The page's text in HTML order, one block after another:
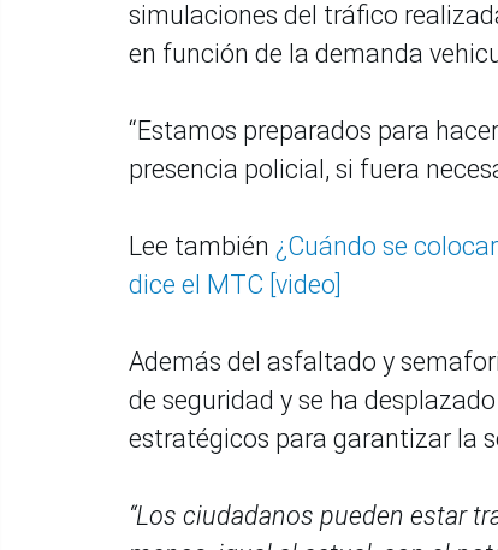
simulaciones del tráfico
en función de la demanda
“Estamos preparados para
presencia policial, si fuera
Lee también ¿Cuándo se
dice el MTC [video]
Además del asfaltado y
de seguridad y se ha
estratégicos para garantizar la
“Los ciudadanos pueden estar